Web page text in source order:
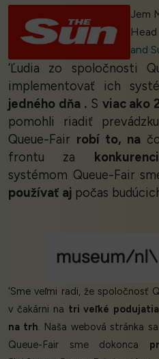
Jem
and
‘Ľudia zo spoločnosti
implementovať ich
jedného dňa . S viac ako
pomohli riadiť
Queue-Fair robí to, na
frontu za
systémom Queue-Fair
používať aj počas
‘Sme veľmi radi, že spoločnosť
v čakárni na tri veľké
na trh. Naša webová stránka sa
Queue-Fair sme dokonca